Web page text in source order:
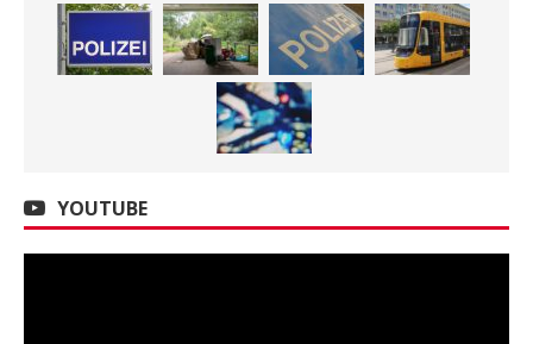
YOUTUBE